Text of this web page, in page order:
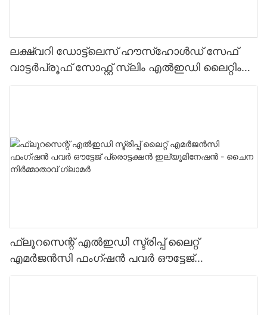
ലക്ഷ്വറി ഡോട്ട്‌ലെസ് ഹൗസ്ഹോൾഡ് സേഫ്
വാട്ടർപ്രൂഫ് സോഫ്റ്റ് സ്ലിം എൽഇഡി ലൈറ്റിംഗ്
24V 2.08cm കട്ടിംഗ് യൂണിറ്റ് ലൈറ്റിംഗ് ഫാക്ടറി-
ഫ്ലൂറസെന്റ് എൽഇഡി സ്ട്രിപ്പ് ലൈറ്റ്
എമർജൻസി ഫംഗ്ഷൻ പവർ ഔട്ടേജ്
പ്രൊട്ടക്ഷൻ ഇല്യൂമിനേഷൻ - ചൈന